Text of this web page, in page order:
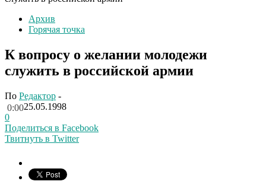
Архив
Горячая точка
К вопросу о желании молодежи
служить в российской армии
По Редактор -
25.05.1998
0:00
0
Поделиться в Facebook
Твитнуть в Twitter